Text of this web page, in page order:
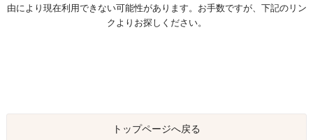
由により現在利用できない可能性があります。お手数ですが、下記のリン
クよりお探しください。
トップページへ戻る